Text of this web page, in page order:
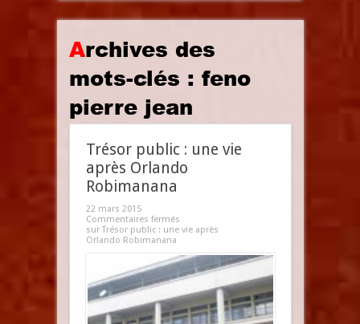
Archives des
mots-clés : feno
pierre jean
Trésor public : une vie
après Orlando
Robimanana
22 mars 2015
Commentaires fermés
sur Trésor public : une vie après
Orlando Robimanana